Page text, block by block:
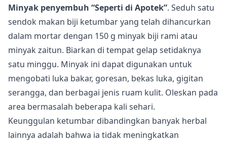
Minyak penyembuh “Seperti di Apotek”. Seduh satu
sendok makan biji ketumbar yang telah dihancurkan
dalam mortar dengan 150 g minyak biji rami atau
minyak zaitun. Biarkan di tempat gelap setidaknya
satu minggu. Minyak ini dapat digunakan untuk
mengobati luka bakar, goresan, bekas luka, gigitan
serangga, dan berbagai jenis ruam kulit. Oleskan pada
area bermasalah beberapa kali sehari.
Keunggulan ketumbar dibandingkan banyak herbal
lainnya adalah bahwa ia tidak meningkatkan